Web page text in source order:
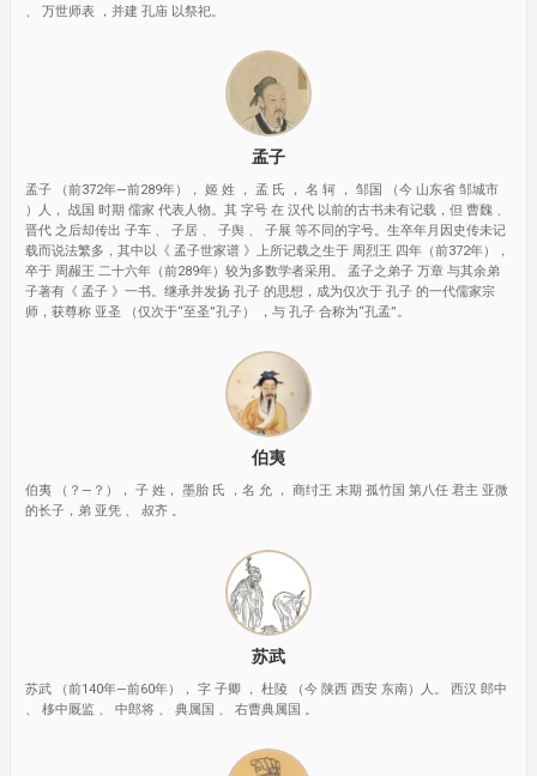
、 万世师表 ，并建 孔庙 以祭祀。
孟子
孟子 （前372年—前289年）， 姬 姓 ， 孟 氏 ， 名 轲 ， 邹国 （今 山东省 邹城市
）人， 战国 时期 儒家 代表人物。其 字号 在 汉代 以前的古书未有记载，但 曹魏 、
晋代 之后却传出 子车 、 子居 、 子舆 、 子展 等不同的字号。生卒年月因史传未记
载而说法繁多，其中以《 孟子世家谱 》上所记载之生于 周烈王 四年（前372年），
卒于 周赧王 二十六年（前289年）较为多数学者采用。 孟子之弟子 万章 与其余弟
子著有《 孟子 》一书。继承并发扬 孔子 的思想，成为仅次于 孔子 的一代儒家宗
师，获尊称 亚圣 （仅次于“至圣”孔子） ，与 孔子 合称为“孔孟”。
伯夷
伯夷 （？—？）， 子 姓， 墨胎 氏 ，名 允 ， 商纣王 末期 孤竹国 第八任 君主 亚微
的长子，弟 亚凭 、 叔齐 。
苏武
苏武 （前140年—前60年）， 字 子卿 ， 杜陵 （今 陕西 西安 东南）人。 西汉 郎中
、 栘中厩监 、 中郎将 、 典属国 、 右曹典属国 。